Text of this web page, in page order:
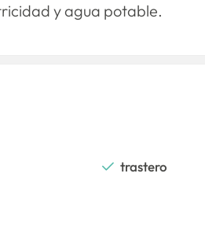
y agua potable.
trastero